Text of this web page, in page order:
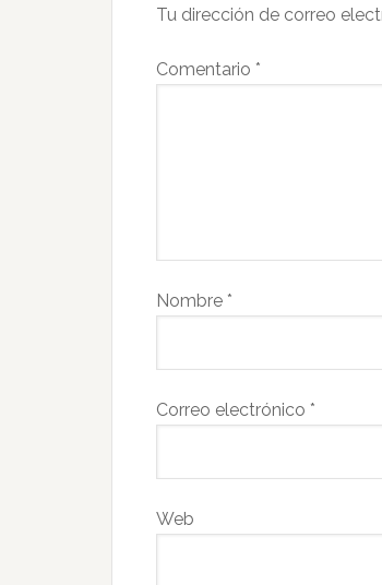
Tu dirección de correo
Comentario *
Nombre *
Correo electrónico *
Web